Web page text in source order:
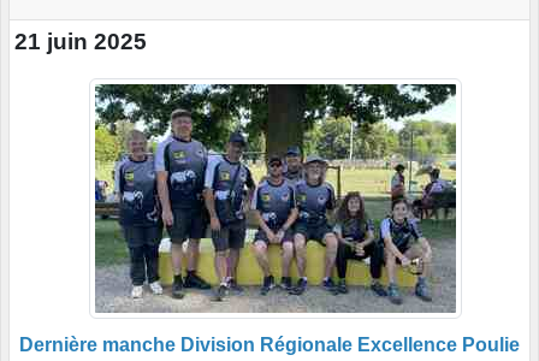
21 juin 2025
Dernière manche Division Régionale Excellence Poulie